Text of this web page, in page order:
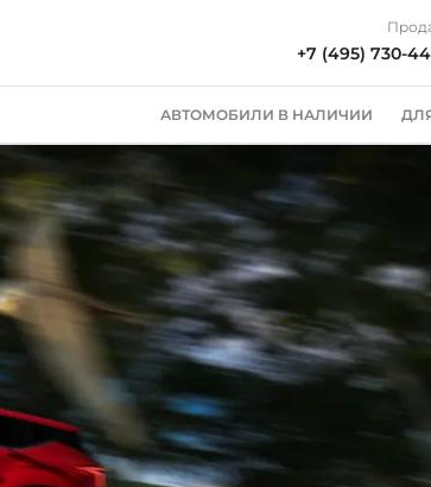
+7 (495) 730-
АВТОМОБИЛИ В НАЛИЧИИ